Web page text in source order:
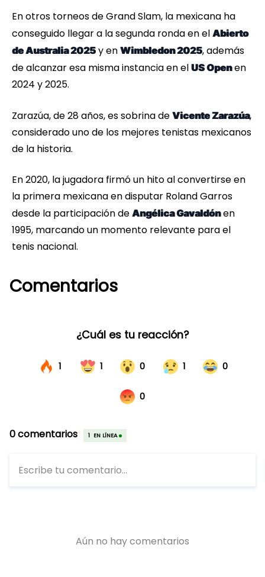
En otros torneos de Grand Slam, la mexicana ha
conseguido llegar a la segunda ronda en el Abierto
de Australia 2025 y en Wimbledon 2025, además
de alcanzar esa misma instancia en el US Openen
2024 y 2025.
Zarazúa, de 28 años, es sobrina de Vicente Zarazúa,
considerado uno de los mejores tenistas mexicanos
de la historia.
En 2020, la jugadora firmó un hito al convertirse en
la primera mexicana en disputar Roland Garros
desde la participación de Angélica Gavaldónen
1995, marcando un momento relevante para el
tenis nacional.
Comentarios